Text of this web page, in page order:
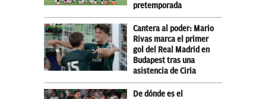
pretemporada
Cantera al poder: Mario
Rivas marca el primer
gol del Real Madrid en
Budapest tras una
asistencia de Ciria
De dónde es el